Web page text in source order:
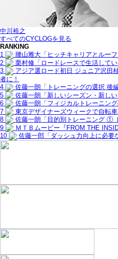
中川裕之
すべてのCYCLOGを見る
RANKING
1
腰山雅大「ヒッチキャリアとルー
2
栗村修「ロードレースで生活してい
3
アジア選ロード初日 ジュニア沢田
者に！
4
佐藤一朗「トレーニングの選択 後編
5
佐藤一朗「新しいシーズン・新し
6
佐藤一朗「フィジカルトレーニング
7
東京デザイナーズウィークで自転
8
佐藤一朗「目的別トレーニング ①
9
ＭＴＢムービー『FROM THE
10
佐藤一郎「ダッシュ力向上に必要